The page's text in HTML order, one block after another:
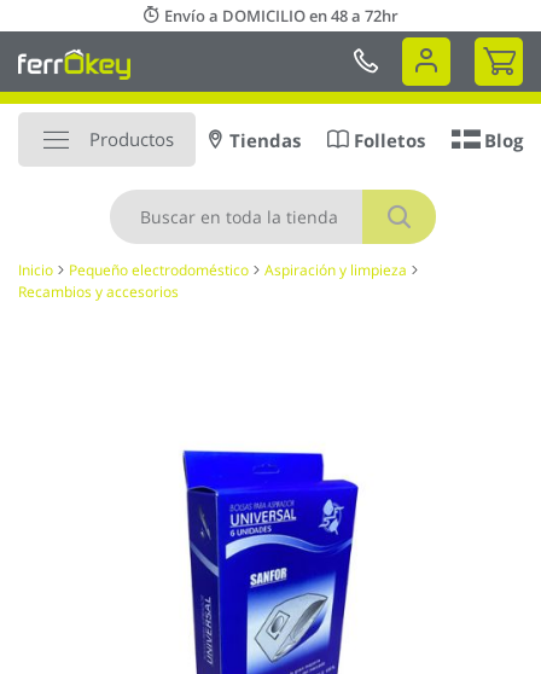
al
contenido
Envío a DOMICILIO en 48 a 72hr
Mi
Productos
Buscar
Tiendas Folletos Blog
Inicio Pequeño electrodoméstico
Aspiración y limpieza
Recambios y accesorios